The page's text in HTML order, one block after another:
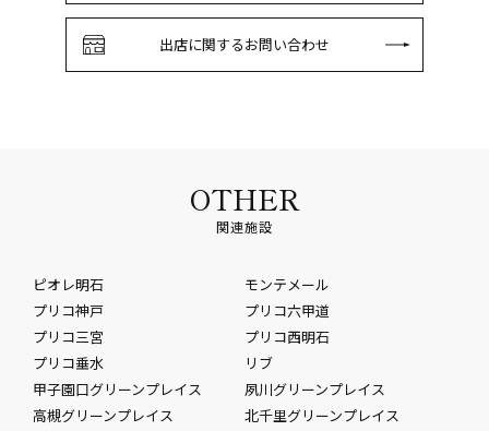
出店に関するお問い合わせ
OTHER
関連施設
ピオレ明石
モンテメール
プリコ神戸
プリコ六甲道
プリコ三宮
プリコ西明石
プリコ垂水
リブ
甲子園口グリーンプレイス
夙川グリーンプレイス
高槻グリーンプレイス
北千里グリーンプレイス